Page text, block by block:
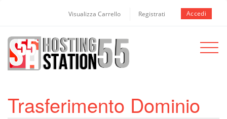
Visualizza Carrello Registrati Accedi
Toggle
Trasferimento Dominio